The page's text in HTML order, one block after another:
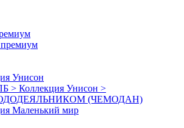
Унисон
> Коллекция Унисон >
(ЧЕМОДАН)
Маленький мир